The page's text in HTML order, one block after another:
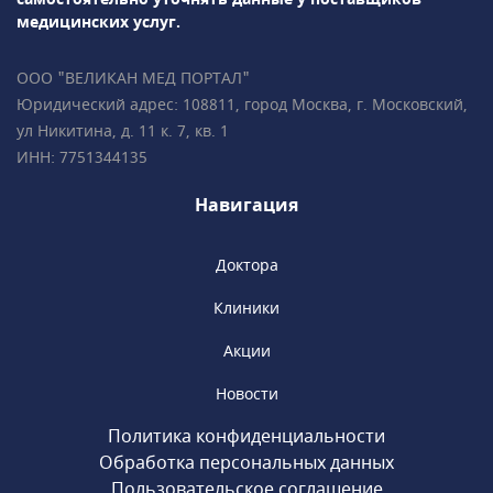
медицинских услуг.
ООО "ВЕЛИКАН МЕД ПОРТАЛ"
Юридический адрес: 108811, город Москва, г. Московский,
ул Никитина, д. 11 к. 7, кв. 1
ИНН: 7751344135
Навигация
Доктора
Клиники
Акции
Новости
Политика конфиденциальности
Обработка персональных данных